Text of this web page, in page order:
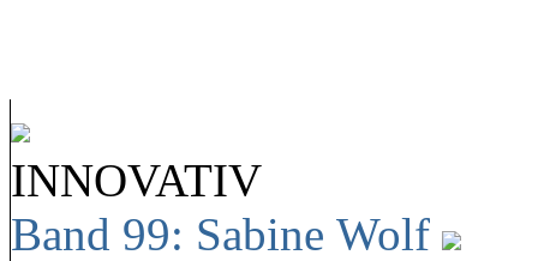
INNOVATIV
Band 99: Sabine Wolf